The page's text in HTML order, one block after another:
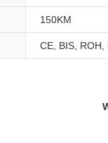
150KM
CE, BIS, ROH,